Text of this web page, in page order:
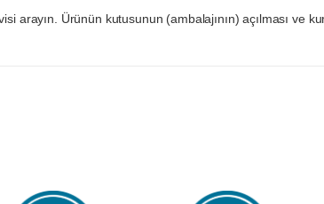
arayın. Ürünün kutusunun (ambalajının) açılması ve